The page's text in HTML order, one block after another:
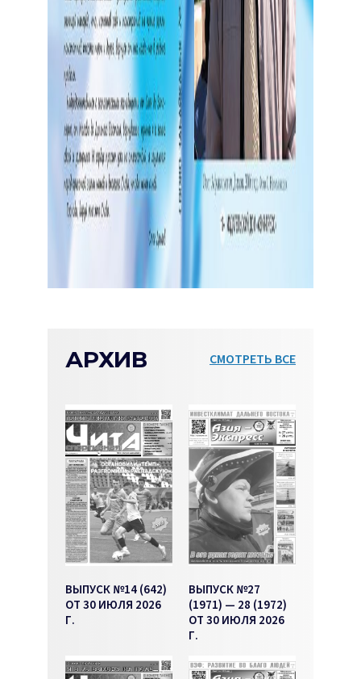
АРХИВ СМОТРЕТЬ ВСЕ
ВЫПУСК №14 (642)
ОТ 30 ИЮЛЯ 2026
Г.
ВЫПУСК №27
(1971) — 28 (1972)
ОТ 30 ИЮЛЯ 2026
Г.